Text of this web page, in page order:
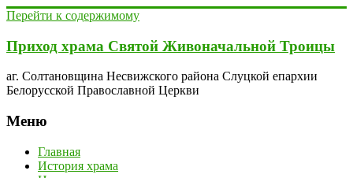
Перейти к содержимому
Приход храма Святой Живоначальной Троицы
аг. Солтановщина Несвижского района Слуцкой епархии
Белорусской Православной Церкви
Меню
Главная
История храма